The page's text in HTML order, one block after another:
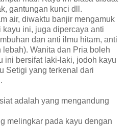
gantungan kunci dll.
air, diwaktu banjir mengamuk
ini, juga dipercaya anti
dan anti ilmu hitam, anti
Wanita dan Pria boleh
ini bersifat laki-laki, jodoh kayu
Setigi yang terkenal dari
adalah yang mengandung
melingkar pada kayu dengan